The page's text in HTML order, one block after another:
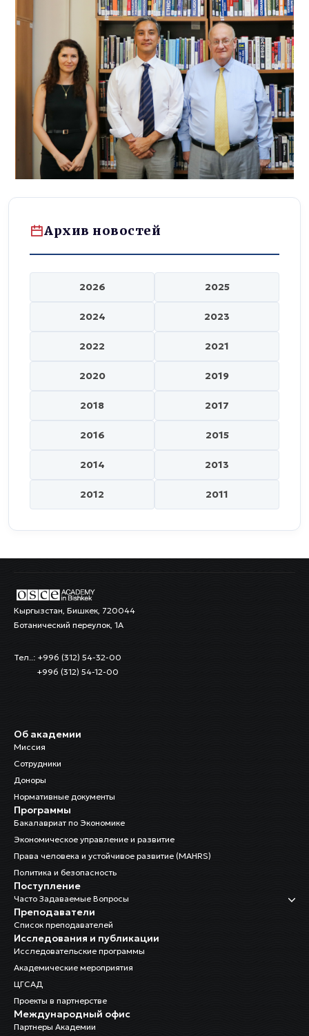
Архив новостей
2026 2025
2024 2023
2022 2021
2020 2019
2018 2017
2016 2015
2014 2013
2012 2011
Кыргызстан, Бишкек, 720044
Ботанический переулок, 1А
Тел..: +996 (312) 54-32-00
+996 (312) 54-12-00
Об академии
Миссия
Сотрудники
Доноры
Нормативные документы
Программы
Бакалавриат по Экономике
Экономическое управление и развитие
Права человека и устойчивое развитие (MAHRS)
Политика и безопасность
Поступление
Часто Задаваемые Вопросы
Преподаватели
Список преподавателей
Исследования и публикации
Исследовательские программы
Академические мероприятия
ЦГСАД
Проекты в партнерстве
Международный офис
Партнеры Академии